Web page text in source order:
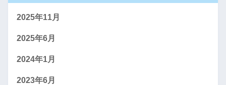
2025年11月
2025年6月
2024年1月
2023年6月